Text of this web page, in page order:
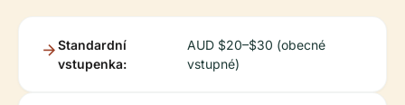
Standardní
vstupenka:
AUD $20–$30 (obecné
vstupné)